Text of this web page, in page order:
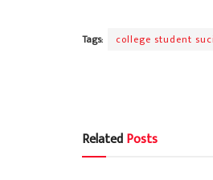
Tags: college student
RelatedPosts